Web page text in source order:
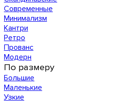
Современные
Минимализм
Кантри
Ретро
Прованс
Модерн
По размеру
Большие
Маленькие
Узкие